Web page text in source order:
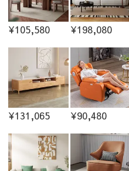
¥105,580 ¥198,080
¥131,065 ¥90,480